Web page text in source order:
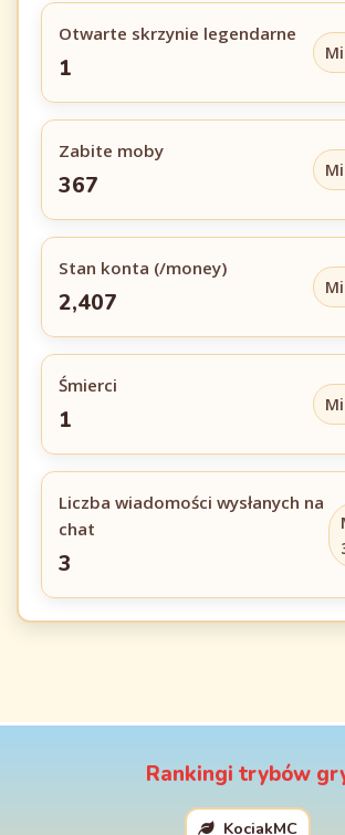
Otwarte skrzynie legendarne
1
Zabite moby
367
Stan konta (/money)
2,407
Śmierci
1
Liczba wiadomości wysłanych na
chat
3
Rankingi trybów
KociakMC